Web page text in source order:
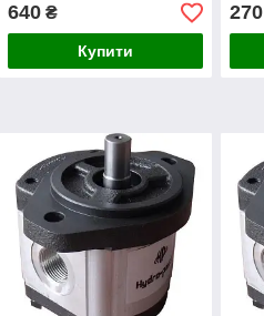
640₴
Купити
270